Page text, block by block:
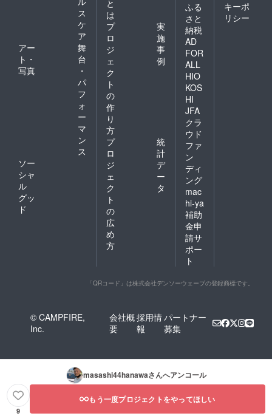
ス
ケ
ア
アー
ト・
写真
舞
台
・
パ
フ
ォ
ー
マ
ン
ス
ソー
シャ
ル
グッ
ド
と
は
プ
ロ
ジ
ェ
ク
ト
の
作
り
方
実
施
事
例
プ
ロ
ジ
ェ
ク
ト
の
広
め
方
統
計
デ
ー
タ
ふる
さと
納税
AD
FOR
ALL
HIO
KOS
HI
JFA
クラ
ウド
ファ
ン
ディ
ング
mac
hi-ya
補助
金申
請サ
ポー
ト
キーポ
リシー
「QRコード」は株式会社デンソーウェーブの登録商標です。
© CAMPFIRE,
Inc.
会社概
要
採用情
報
パートナー
募集
masashi44hanawaさんへアンコール
9
もう一度プロジェクトをやってほしい